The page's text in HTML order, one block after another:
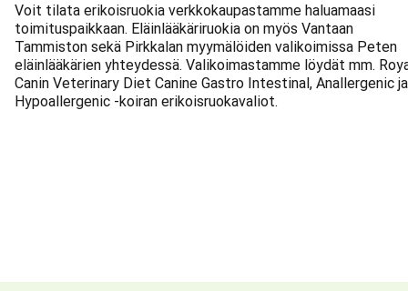
Voit tilata erikoisruokia verkkokaupastamme haluamaasi
toimituspaikkaan. Eläinlääkäriruokia on myös Vantaan
Tammiston sekä Pirkkalan myymälöiden valikoimissa Peten
eläinlääkärien yhteydessä. Valikoimastamme löydät mm.
Canin Veterinary Diet Canine Gastro Intestinal, Anallergenic ja
Hypoallergenic -koiran erikoisruokavaliot.